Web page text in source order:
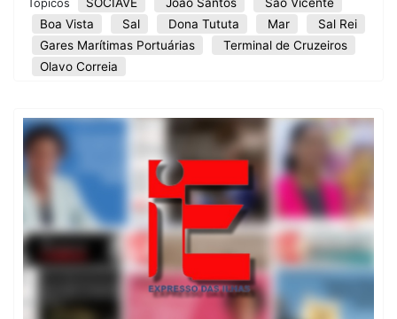
Tópicos
Boa Vista
Sal Dona Tututa Mar
Sal Rei
Gares Marítimas Portuárias
Terminal de Cruzeiros
Olavo Correia